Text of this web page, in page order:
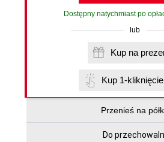
Dostępny natychmiast po
lub
Kup na
Kup 1-
Przenieś na
Do